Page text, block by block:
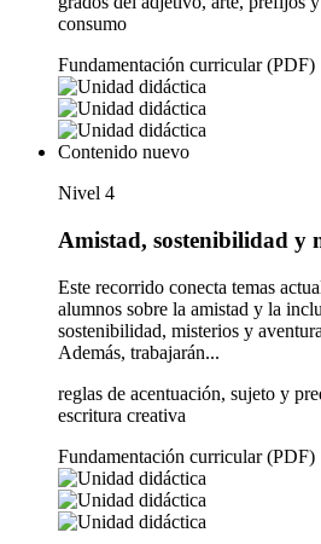
consumo
Fundamentación curricular (PDF)
Contenido nuevo
Nivel 4
Amistad, sostenibilidad y
Este recorrido conecta temas
alumnos sobre la amistad y la
sostenibilidad, misterios y
Además, trabajarán...
reglas de acentuación, sujeto y
escritura creativa
Fundamentación curricular (PDF)